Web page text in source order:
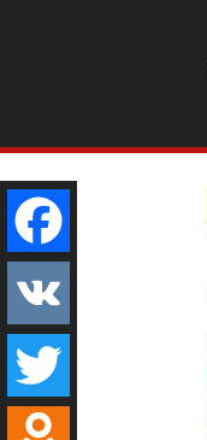
Facebook
VK
Twitter